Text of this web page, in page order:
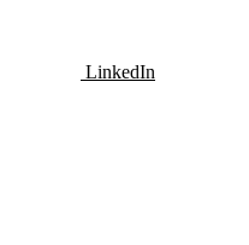
LinkedIn